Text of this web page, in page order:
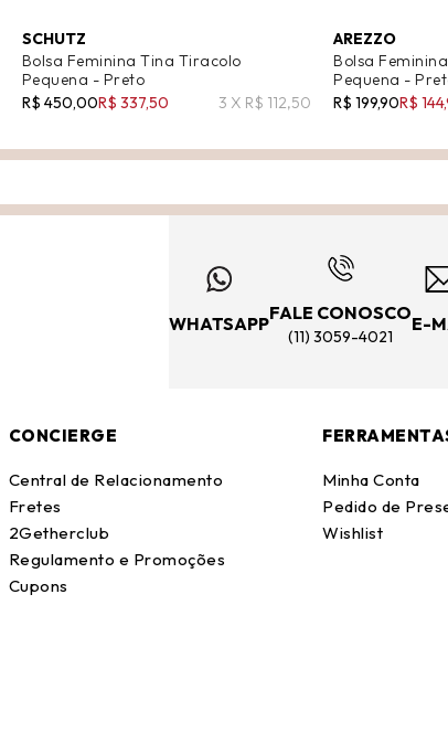
SCHUTZ
Bolsa Feminina Tina Tiracolo
Pequena - Preto
R$ 450,00R$ 337,50 3 X R$ 112,50
AREZZO
Bolsa
Pequena -
R$ 199,90R$
WHATSAPP
FALE CONOSCO
(11) 3059-4021
E-
CONCIERGE
Central de Relacionamento
Fretes
2Getherclub
Regulamento e Promoções
Cupons
Minha Conta
Pedido de
Wishlist